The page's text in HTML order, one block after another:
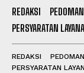
REDAKSI
PERSYARATAN
REDAKSI
PERSYARATAN